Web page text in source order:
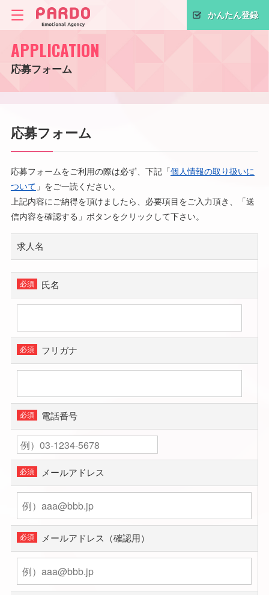
かんたん登録
APPLICATION
応募フォーム
応募フォーム
応募フォームをご利用の際は必ず、下記「個人情報の取り扱いに
ついて 」をご一読ください。
上記内容にご納得を頂けましたら、必要項目をご入力頂き、「送
信内容を確認する」ボタンをクリックして下さい。
求人名
氏名
フリガナ
電話番号
メールアドレス
メールアドレス（確認用）